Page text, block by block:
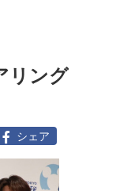
リング
シェア